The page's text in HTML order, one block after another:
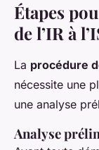
Étapes
de l’IR à
La procédure
nécessite une
une analyse
Analyse